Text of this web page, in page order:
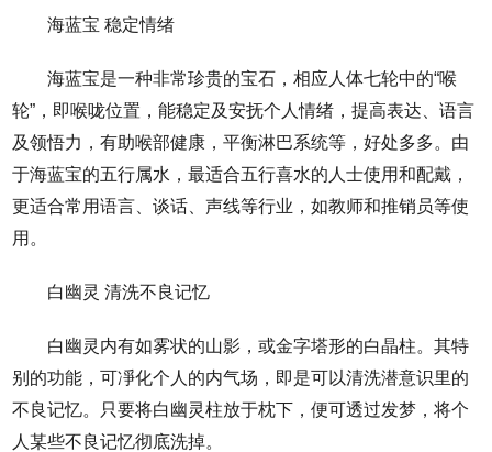
海蓝宝 稳定情绪
海蓝宝是一种非常珍贵的宝石，相应人体七轮中的“喉
轮”，即喉咙位置，能稳定及安抚个人情绪，提高表达、语言
及领悟力，有助喉部健康，平衡淋巴系统等，好处多多。由
于海蓝宝的五行属水，最适合五行喜水的人士使用和配戴，
更适合常用语言、谈话、声线等行业，如教师和推销员等使
用。
白幽灵 清洗不良记忆
白幽灵内有如雾状的山影，或金字塔形的白晶柱。其特
别的功能，可凈化个人的内气场，即是可以清洗潜意识里的
不良记忆。只要将白幽灵柱放于枕下，便可透过发梦，将个
人某些不良记忆彻底洗掉。